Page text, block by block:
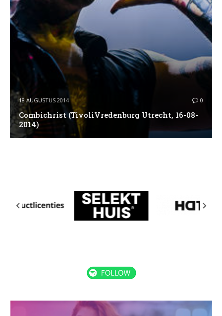
18 AUGUSTUS 2014 0
Combichrist (TivoliVredenburg Utrecht, 16-08-
2014)